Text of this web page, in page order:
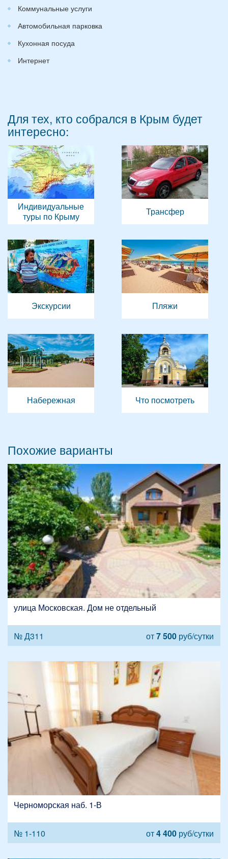
Коммунальные услуги
Автомобильная парковка
Кухонная посуда
Интернет
Для тех, кто собрался в Крым будет
интересно:
Индивидуальные
туры по Крыму
Трансфер
Экскурсии Пляжи
Набережная Что посмотреть
Похожие варианты
улица Московская. Дом не отдельный
№ Д311 от7 500 руб/сутки
Черноморская наб. 1-В
№ 1-110 от4 400 руб/сутки